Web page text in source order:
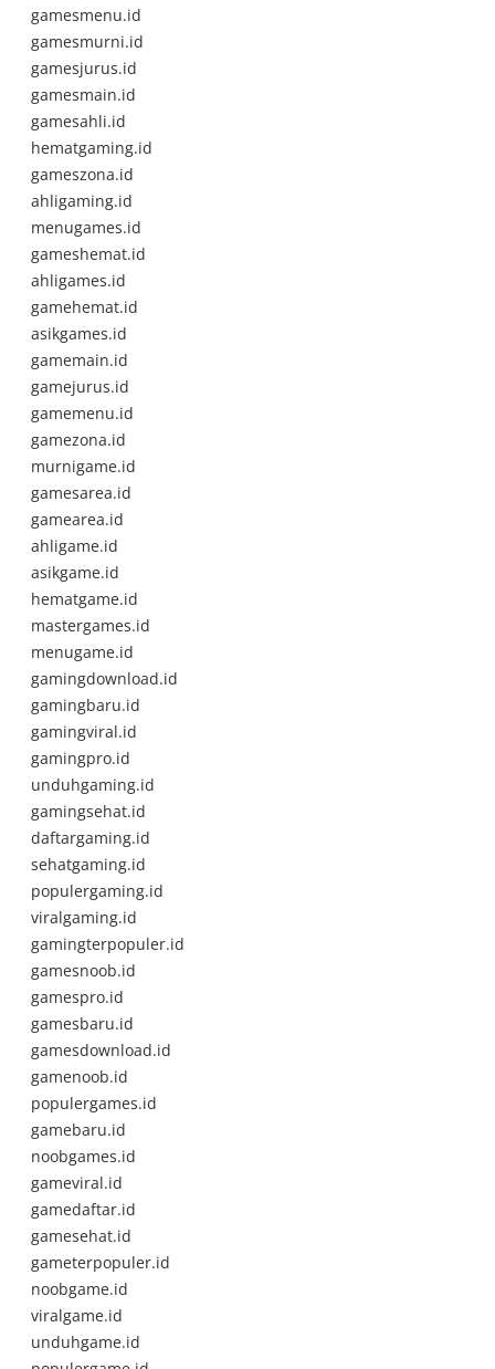
gamesmenu.id
gamesmurni.id
gamesjurus.id
gamesmain.id
gamesahli.id
hematgaming.id
gameszona.id
ahligaming.id
menugames.id
gameshemat.id
ahligames.id
gamehemat.id
asikgames.id
gamemain.id
gamejurus.id
gamemenu.id
gamezona.id
murnigame.id
gamesarea.id
gamearea.id
ahligame.id
asikgame.id
hematgame.id
mastergames.id
menugame.id
gamingdownload.id
gamingbaru.id
gamingviral.id
gamingpro.id
unduhgaming.id
gamingsehat.id
daftargaming.id
sehatgaming.id
populergaming.id
viralgaming.id
gamingterpopuler.id
gamesnoob.id
gamespro.id
gamesbaru.id
gamesdownload.id
gamenoob.id
populergames.id
gamebaru.id
noobgames.id
gameviral.id
gamedaftar.id
gamesehat.id
gameterpopuler.id
noobgame.id
viralgame.id
unduhgame.id